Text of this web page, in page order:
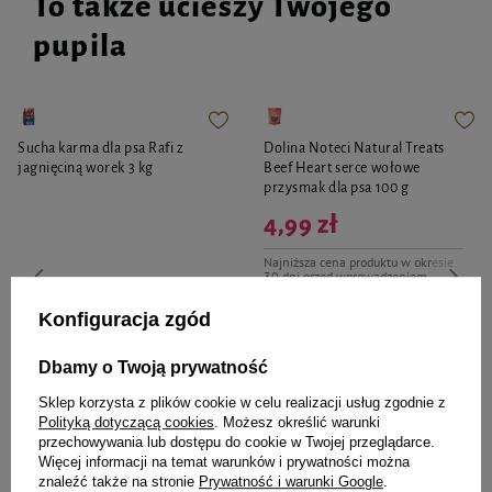
To także ucieszy Twojego
pupila
Sucha karma dla psa Rafi z
jagnięciną worek 3 kg
43,56 zł 14,52 zł / kg
- +
Do koszyka
Dolina Noteci Natural Treats
Beef Heart serce wołowe
przysmak dla psa 100 g
4,99 zł
Najniższa cena produktu w okresie
30 dni przed wprowadzeniem
Do koszyka
Konfiguracja zgód
Dbamy o Twoją prywatność
Sklep korzysta z plików cookie w celu realizacji usług zgodnie z
Polityką dotyczącą cookies . Możesz określić warunki
przechowywania lub dostępu do cookie w Twojej przeglądarce.
Więcej informacji na temat warunków i prywatności można
znaleźć także na stronie Prywatność i warunki Google